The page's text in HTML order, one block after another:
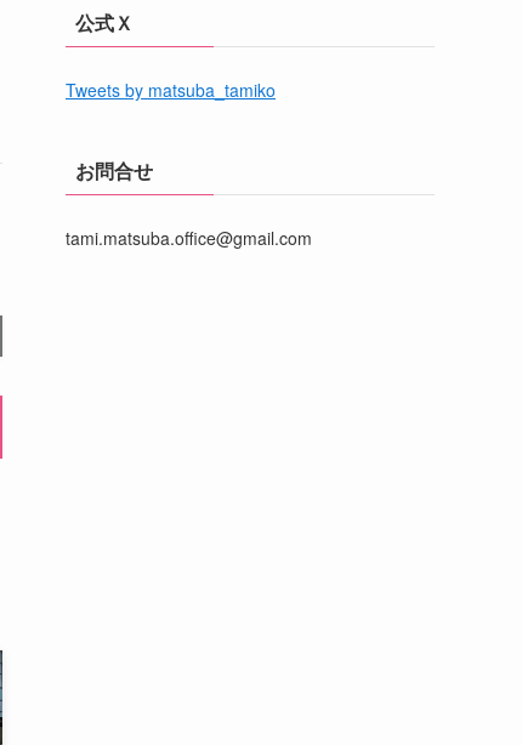
公式Ｘ
Tweets by matsuba_tamiko
お問合せ
tami.matsuba.office@gmail.com